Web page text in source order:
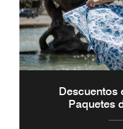
Descuentos
Paquetes